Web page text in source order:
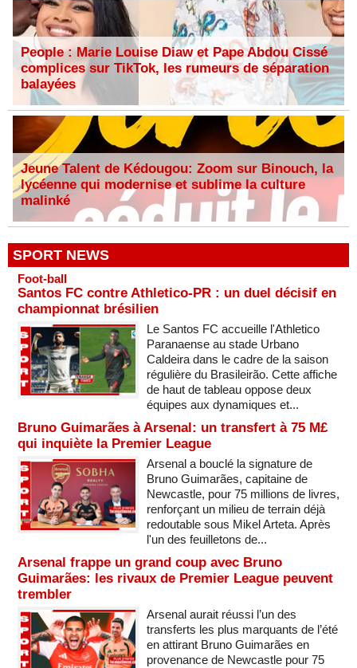
People : Marie Louise Diaw et Pape Abdou Cissé
complices sur TikTok, les rumeurs de séparation
balayées
Jeune Talent de Kédougou: Zoom sur Binouch, la
lycéenne qui modernise et sublime la culture
malinké
SPORT NEWS
Foot-ball
Santos FC contre Athletico-PR : un duel décisif en
championnat brésilien
Le Santos FC accueille l'Athletico
Paranaense au stade Urbano
Caldeira dans le cadre de la saison
régulière du Brasileirão. Cette affiche
de haut de tableau oppose deux
équipes aux dynamiques et...
Bruno Guimarães à Arsenal: un transfert à 75 M£
qui inquiète la Premier League
Arsenal a bouclé la signature de
Bruno Guimarães, capitaine de
Newcastle, pour 75 millions de livres,
renforçant un milieu de terrain déjà
redoutable sous Mikel Arteta. Après
l'un des feuilletons de...
Arsenal frappe un grand coup avec Bruno
Guimarães: les rivaux de Premier League peuvent
trembler
Arsenal aurait réussi l’un des
transferts les plus marquants de l’été
en attirant Bruno Guimarães en
provenance de Newcastle pour 75